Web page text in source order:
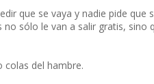
que se vaya y nadie pide que
sólo le van a salir gratis, sino
colas del hambre.